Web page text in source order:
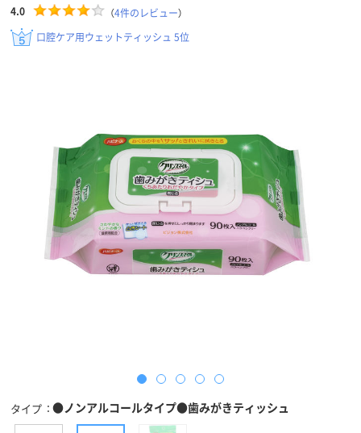
4.0 （4件のレビュー）
口腔ケア用ウェットティッシュ 5位
タイプ ●ノンアルコールタイプ●歯みがきティッシュ